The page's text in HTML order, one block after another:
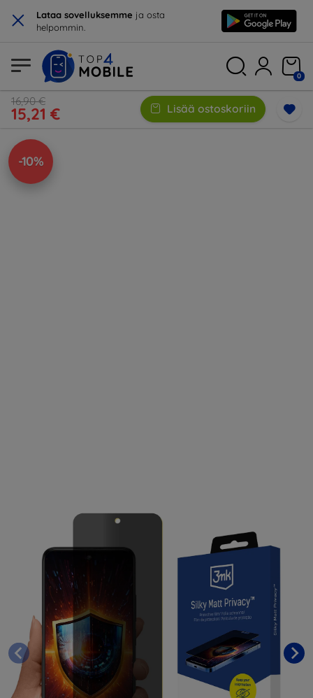
× Lataa sovelluksemme ja osta
helpommin.
0
16,90 €
15,21 € Lisää ostoskoriin
-10%